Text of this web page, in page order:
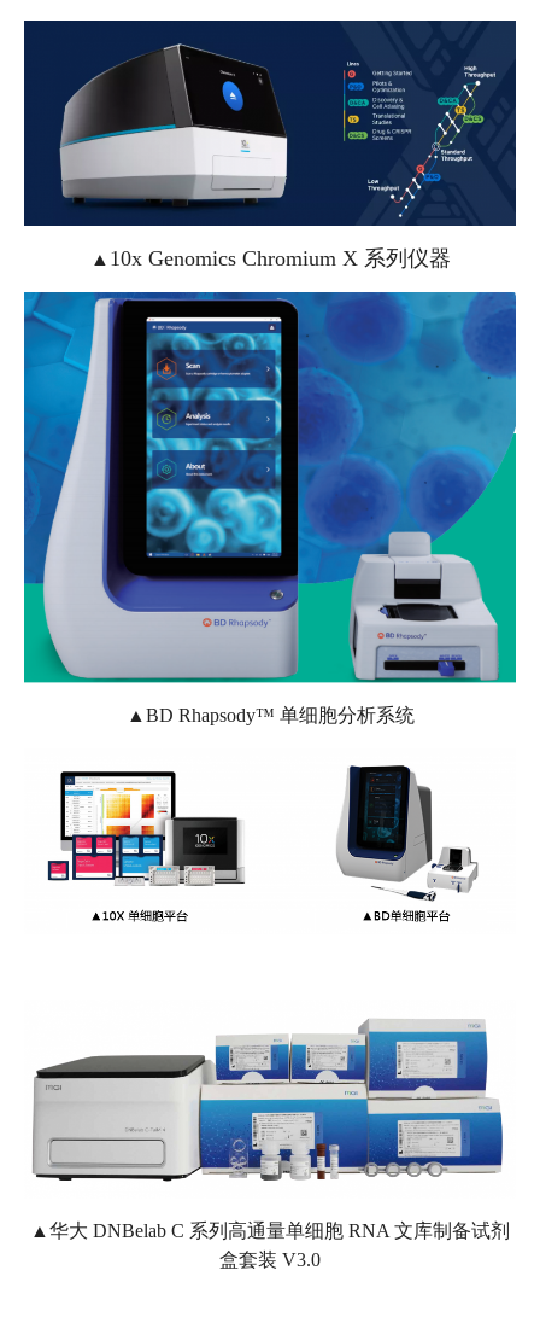
▲ 10x Genomics Chromium X 系列仪器
▲BD Rhapsody™ 单细胞分析系统
▲华大 DNBelab C 系列高通量单细胞 RNA 文库制备试剂
盒套装 V3.0